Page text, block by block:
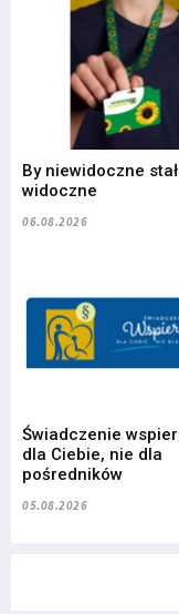
By niewidoczne
widoczne
06.08.2026
Świadczenie
dla Ciebie, nie dla
pośredników
05.08.2026